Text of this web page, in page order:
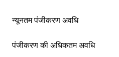
न्यूनतम पंजीकरण अवधि
पंजीकरण की अधिकतम अवधि